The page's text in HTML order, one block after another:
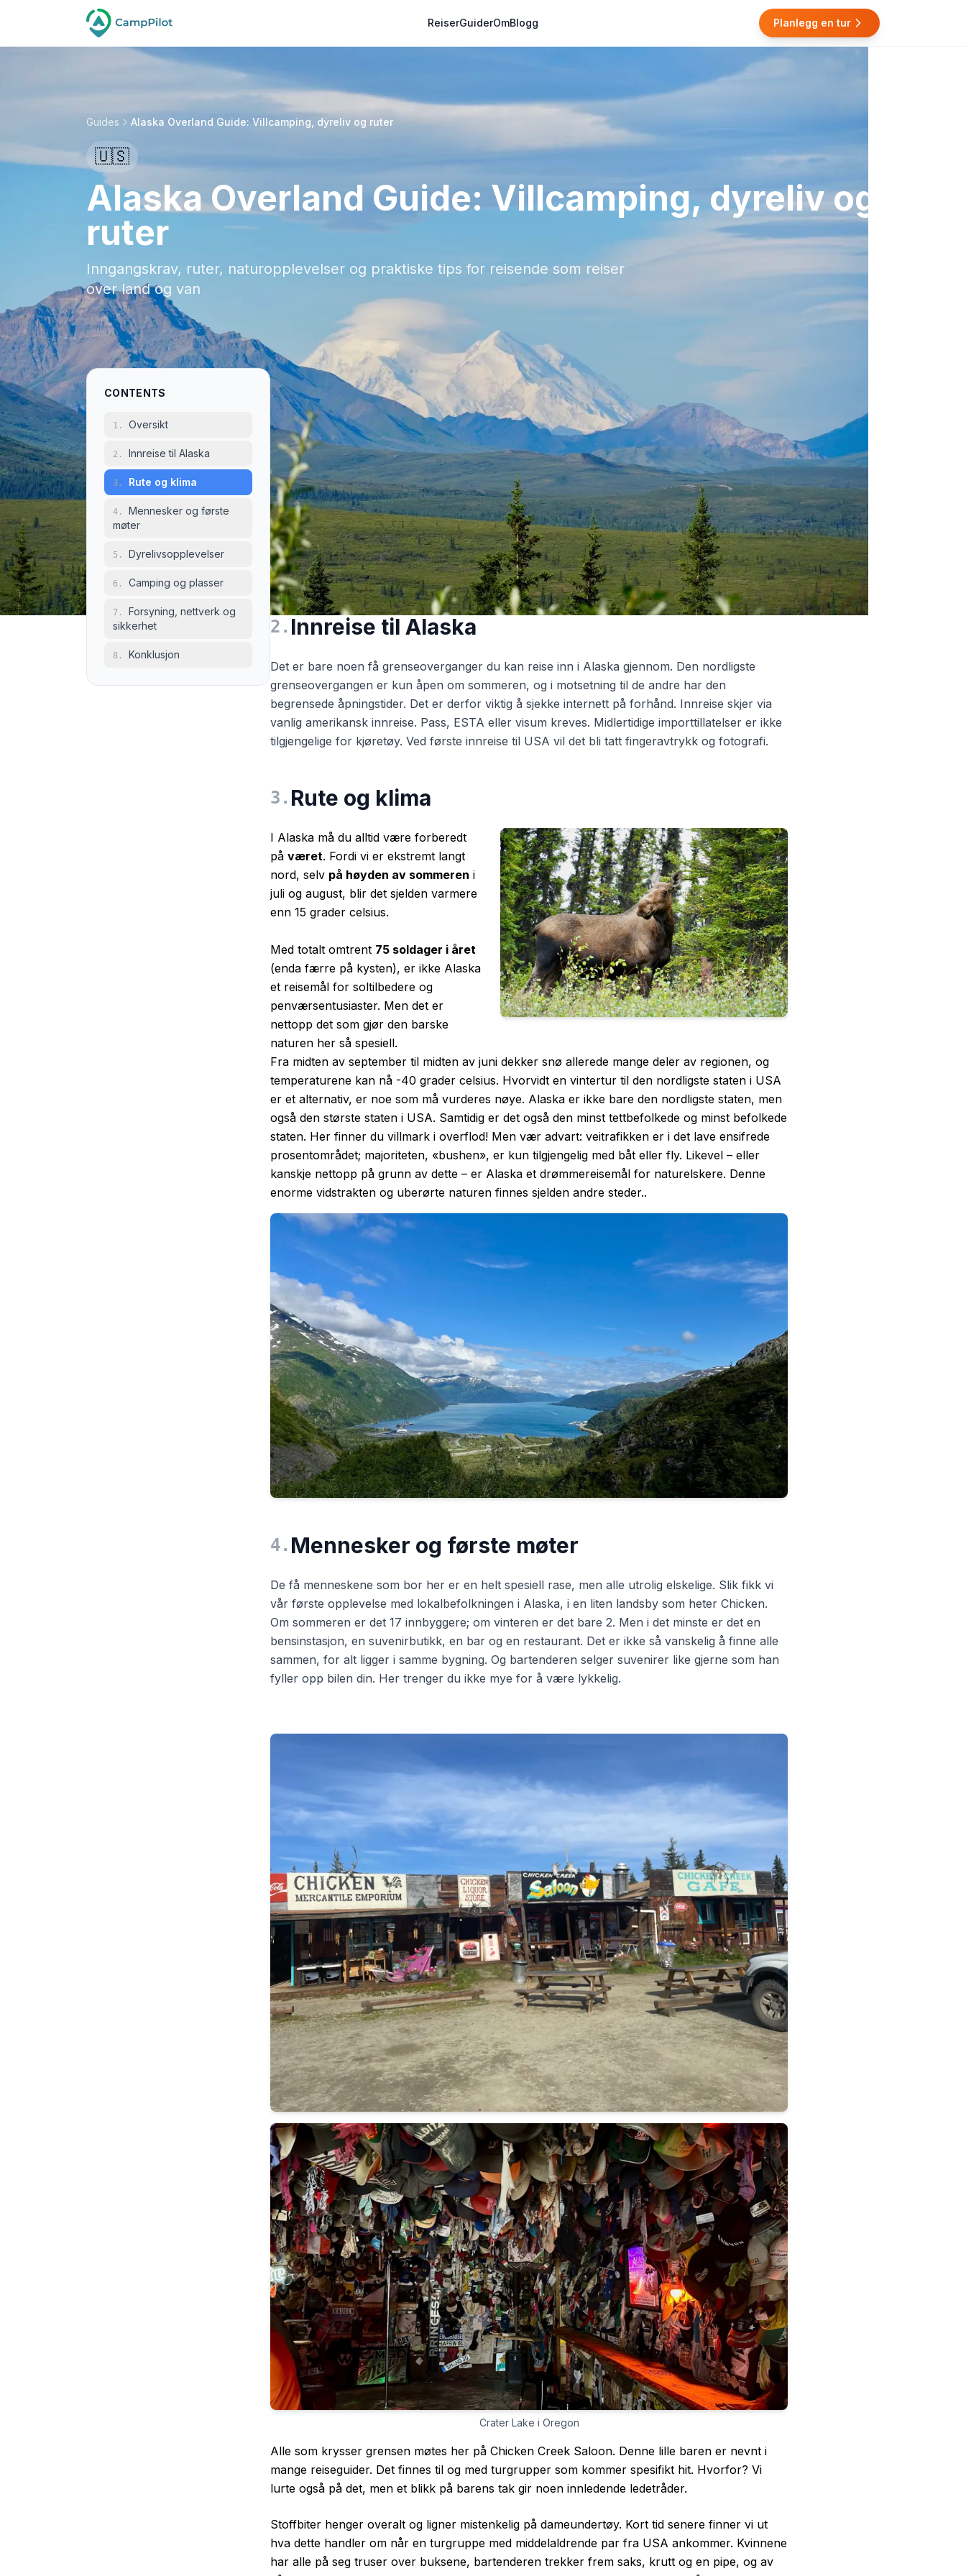
ReiserGuiderOmBlogg Planlegg en tur
Guides Alaska Overland Guide: Villcamping, dyreliv og ruter
🇺🇸
Alaska Overland Guide: Villcamping, dyreliv og
ruter
Inngangskrav, ruter, naturopplevelser og praktiske tips for reisende som reiser
over land og van
CONTENTS
1 . Oversikt
2 . Innreise til Alaska
3. Rute og klima
4 .
Mennesker og første
møter
5 . Dyrelivsopplevelser
6 . Camping og plasser
7 .
Forsyning, nettverk og
sikkerhet
8 . Konklusjon
1.Oversikt
For mange overlandere markerer Alaska den virkelige begynnelsen på den panamerikanske
motorveien. Ujevn, avsidesliggende og kompromissløs, åpenbarer den seg som en av de siste
sanne villmarksområdene på jorden. De som reiser gjennom Alaska i eget kjøretøy trenger tid,
respekt for naturen og en vilje til å omfavne ekstreme forhold. Komfort spiller en underordnet
rolle her – til gjengjeld venter en enestående følelse av frihet. Denne artikkelen ble skrevet av
Rebecca fra RumsAdventure. Sammen med mannen sin kjørte hun den panamerikanske
motorveien fra Canada til Argentina på en 14 måneder lang reise over land. Underveis brukte
Rebecca CampPilot til å finne campingplasser, planlegge de neste etappene og oppdage
spennende severdigheter langs ruten.
2 . Innreise til Alaska
Det er bare noen få grenseoverganger du kan reise inn i Alaska gjennom. Den nordligste
grenseovergangen er kun åpen om sommeren, og i motsetning til de andre har den
begrensede åpningstider. Det er derfor viktig å sjekke internett på forhånd. Innreise skjer via
vanlig amerikansk innreise. Pass, ESTA eller visum kreves. Midlertidige importtillatelser er ikke
tilgjengelige for kjøretøy. Ved første innreise til USA vil det bli tatt fingeravtrykk og fotografi.
3 . Rute og klima
I Alaska må du alltid være forberedt
på været. Fordi vi er ekstremt langt
nord, selv på høyden av sommeren i
juli og august, blir det sjelden varmere
enn 15 grader celsius.
Med totalt omtrent 75 soldager i året
(enda færre på kysten), er ikke Alaska
et reisemål for soltilbedere og
penværsentusiaster. Men det er
nettopp det som gjør den barske
naturen her så spesiell.
Fra midten av september til midten av juni dekker snø allerede mange deler av regionen, og
temperaturene kan nå -40 grader celsius. Hvorvidt en vintertur til den nordligste staten i USA
er et alternativ, er noe som må vurderes nøye. Alaska er ikke bare den nordligste staten, men
også den største staten i USA. Samtidig er det også den minst tettbefolkede og minst befolkede
staten. Her finner du villmark i overflod! Men vær advart: veitrafikken er i det lave ensifrede
prosentområdet; majoriteten, «bushen», er kun tilgjengelig med båt eller fly. Likevel – eller
kanskje nettopp på grunn av dette – er Alaska et drømmereisemål for naturelskere. Denne
enorme vidstrakten og uberørte naturen finnes sjelden andre steder..
4. Mennesker og første møter
De få menneskene som bor her er en helt spesiell rase, men alle utrolig elskelige. Slik fikk vi
vår første opplevelse med lokalbefolkningen i Alaska, i en liten landsby som heter Chicken.
Om sommeren er det 17 innbyggere; om vinteren er det bare 2. Men i det minste er det en
bensinstasjon, en suvenirbutikk, en bar og en restaurant. Det er ikke så vanskelig å finne alle
sammen, for alt ligger i samme bygning. Og bartenderen selger suvenirer like gjerne som han
fyller opp bilen din. Her trenger du ikke mye for å være lykkelig.
Crater Lake i Oregon
Alle som krysser grensen møtes her på Chicken Creek Saloon. Denne lille baren er nevnt i
mange reiseguider. Det finnes til og med turgrupper som kommer spesifikt hit. Hvorfor? Vi
lurte også på det, men et blikk på barens tak gir noen innledende ledetråder.
Stoffbiter henger overalt og ligner mistenkelig på dameundertøy. Kort tid senere finner vi ut
hva dette handler om når en turgruppe med middelaldrende par fra USA ankommer. Kvinnene
har alle på seg truser over buksene, bartenderen trekker frem saks, krutt og en pipe, og av